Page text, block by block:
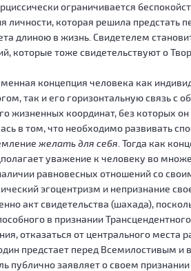
ограничивается
личности, которая решила предстать
длиною в жизнь. Свидетелем
которые тоже свидетельствуют о
концепция человека как
так и его горизонтальную связь с
жизненных координат, без которых он
в том, что необходимо развивать
желать для себя . Тогда как
уважение к человеку во
равновесных отношений со
эгоцентризм и непризнание
акт свидетельства (шахада),
в признании
отказаться от центрального места
предстает перед Всемилостивым и
публично заявляет о своем признании